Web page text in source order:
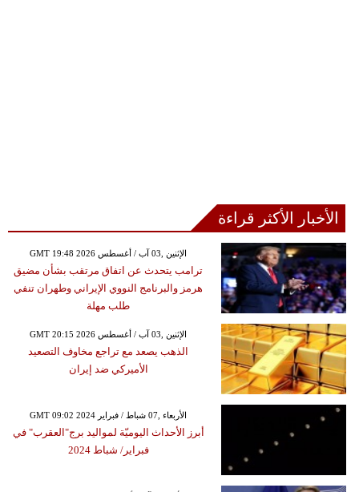
الأخبار الأكثر قراءة
GMT 19:48 2026 الإثنين ,03 آب / أغسطس
ترامب يتحدث عن اتفاق مرتقب بشأن مضيق
هرمز والبرنامج النووي الإيراني وطهران تنفي
طلب مهلة
GMT 20:15 2026 الإثنين ,03 آب / أغسطس
الذهب يصعد مع تراجع مخاوف التصعيد
الأميركي ضد إيران
GMT 09:02 2024 الأربعاء ,07 شباط / فبراير
أبرز الأحداث اليوميّة لمواليد برج"العقرب" في
فبراير/ شباط 2024